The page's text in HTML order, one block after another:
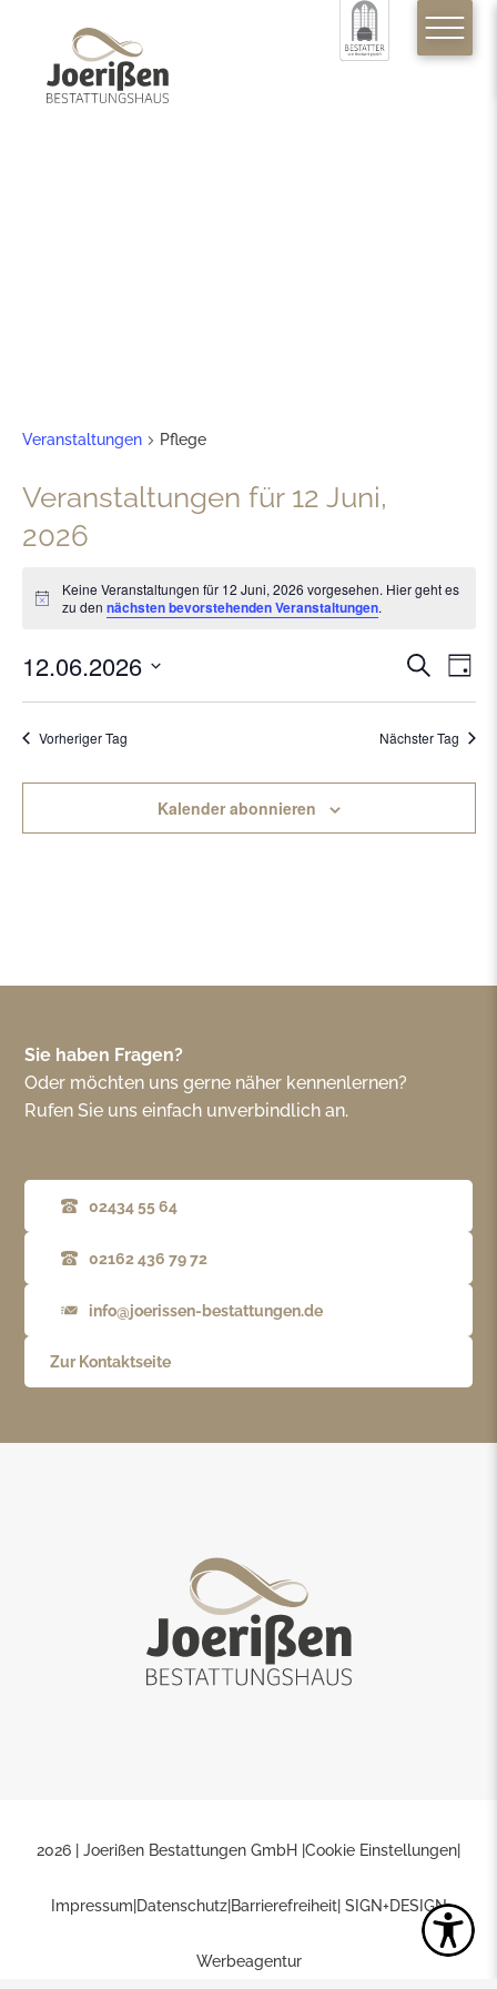
Veranstaltungen Pflege
Veranstaltungen für 12 Juni,
2026
Hinweis
Keine Veranstaltungen für 12 Juni, 2026 vorgesehen. Hier geht es
zu den nächsten bevorstehenden Veranstaltungen.
Suche
und
Suche
Tag
12.06.2026
Datum
Vorheriger Tag Nächster Tag
Kalender abonnieren
Sie haben Fragen?
Oder möchten uns gerne näher kennenlernen?
Rufen Sie uns einfach unverbindlich an.
02434 55 64
02162 436 79 72
info@joerissen-bestattungen.de
Zur Kontaktseite
2026 | Joerißen Bestattungen GmbH |Cookie Einstellungen|
Impressum|Datenschutz|Barrierefreiheit| SIGN+DESIGN
Werbeagentur